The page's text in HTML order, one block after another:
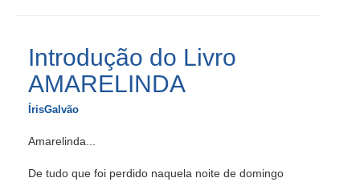
Introdução do Livro
AMARELINDA
ÍrisGalvão
Amarelinda...
De tudo que foi perdido naquela noite de domingo